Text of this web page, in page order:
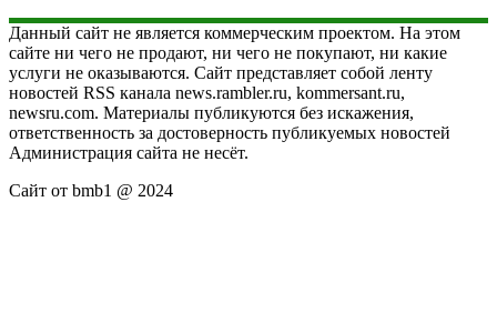
Данный сайт не является коммерческим проектом. На этом
сайте ни чего не продают, ни чего не покупают, ни какие
услуги не оказываются. Сайт представляет собой ленту
новостей RSS канала news.rambler.ru, kommersant.ru,
newsru.com. Материалы публикуются без искажения,
ответственность за достоверность публикуемых новостей
Администрация сайта не несёт.
Сайт от bmb1 @ 2024